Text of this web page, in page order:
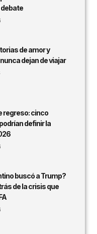
de amor y
dejan de viajar
regreso: cinco
definir la
buscó a Trump?
de la crisis que